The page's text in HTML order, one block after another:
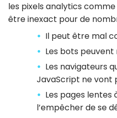
les pixels analytics
être inexact pour de
Il peut être mal
Les bots
Les navigateurs
JavaScript ne vont
Les pages
l’empêcher de se